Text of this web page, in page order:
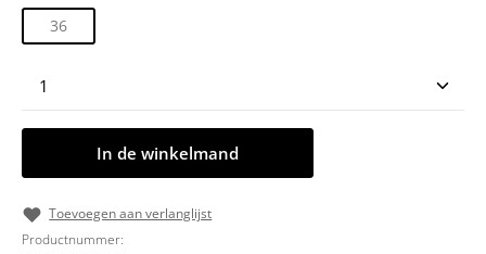
36
Producthoeveelheid: Voer de gewenste
In de winkelmand
Toevoegen aan verlanglijst
Productnummer: